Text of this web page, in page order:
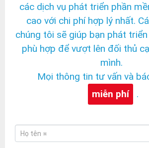
các dịch vụ phát triển phần
cao với chi phí hợp lý nhất.
chúng tôi sẽ giúp bạn phát
phù hợp để vượt lên đối thủ
mình.
Mọi thông tin tư vấn và
miễn phí
.